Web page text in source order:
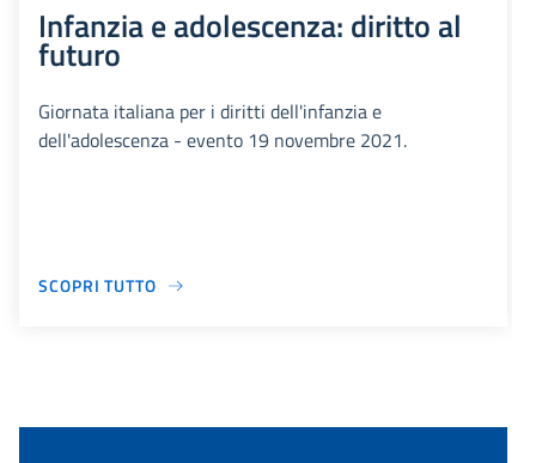
Infanzia e adolescenza: diritto al
futuro
Giornata italiana per i diritti dell'infanzia e
dell'adolescenza - evento 19 novembre 2021.
SCOPRI TUTTO